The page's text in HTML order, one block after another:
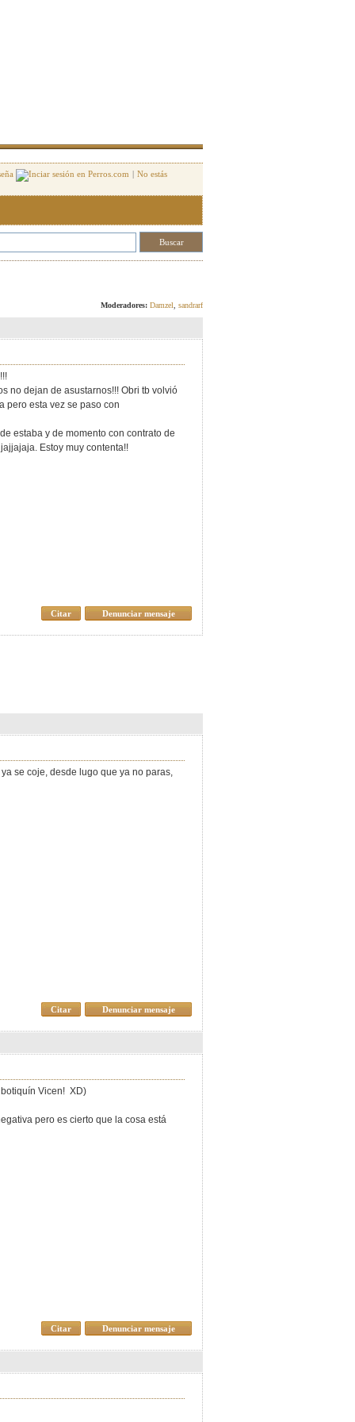
| No estás
Moderadores: Damzel sandrarf
no dejan de asustarnos!!! Obri tb volvió
pero esta vez se paso con
estaba y de momento con contrato de
Estoy muy contenta!!
Denunciar mensaje
Citar
se coje, desde lugo que ya no paras,
Denunciar mensaje
Citar
Vicen! XD)
pero es cierto que la cosa está
Denunciar mensaje
Citar